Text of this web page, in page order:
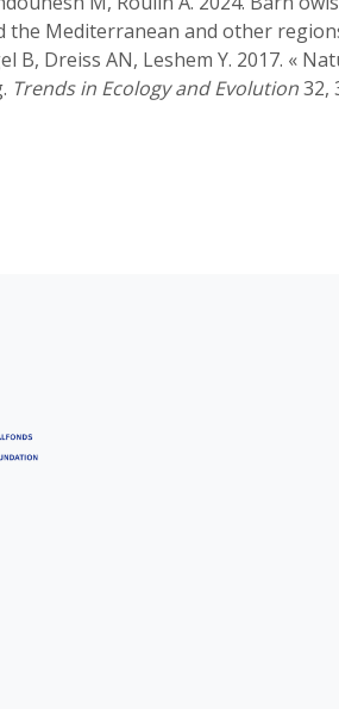
Mediterranean and other
B, Dreiss AN, Leshem Y. 2017. «
Trends in Ecology and Evolution32,